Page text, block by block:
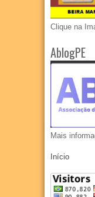
Clique na
AblogPE
Mais
Início